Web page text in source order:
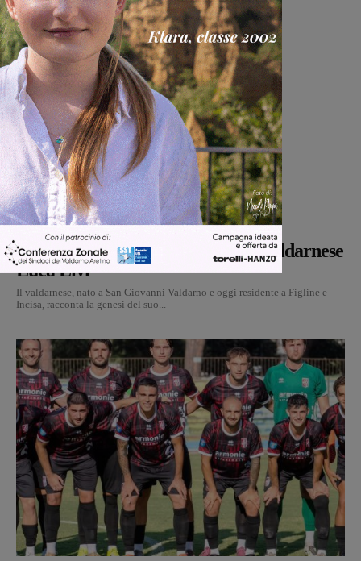
Cultura Martina Giardi - 9 Agosto 2026
Dal treno all’ospedale, la vita in
“Frammenti”: il primo libro del valdarnese
Luca Livi
Il valdarnese, nato a San Giovanni Valdarno e oggi residente a Figline e
Incisa, racconta la genesi del suo...